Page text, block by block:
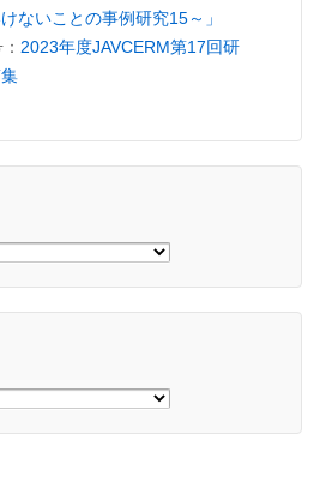
ないことの事例研究15～」
2023年度JAVCERM第17回研
カ
ゴ